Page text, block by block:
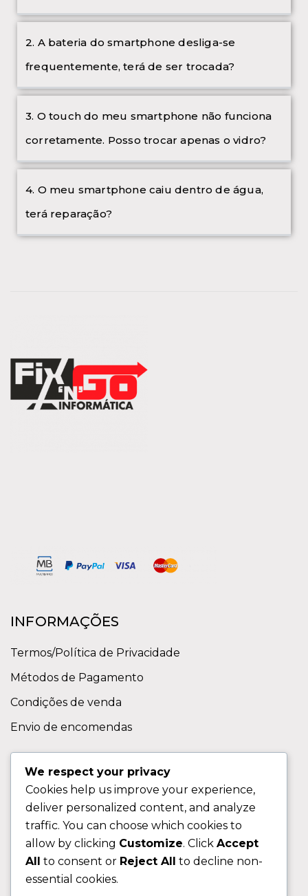
2. A bateria do smartphone desliga-se
frequentemente, terá de ser trocada?
3. O touch do meu smartphone não funciona
corretamente. Posso trocar apenas o vidro?
4. O meu smartphone caiu dentro de água,
terá reparação?
INFORMAÇÕES
Termos/Política de Privacidade
Métodos de Pagamento
Condições de venda
Envio de encomendas
Contactos
Sobre nos
FAQ (Perguntas Frequentes)
CLIENTE
We respect your privacy
Cookies help us improve your experience,
deliver personalized content, and analyze
traffic. You can choose which cookies to
allow by clicking Customize. Click Accept
All to consent or Reject All to decline non-
essential cookies.